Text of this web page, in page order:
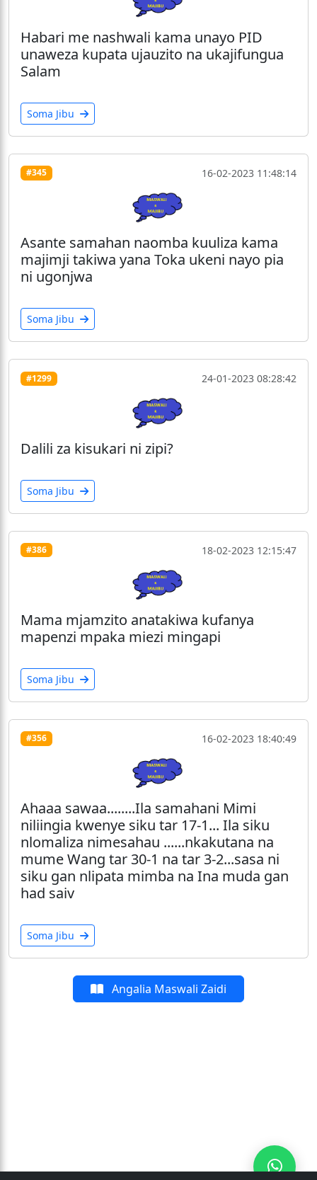
Habari me nashwali kama unayo PID
unaweza kupata ujauzito na ukajifungua
Salam
Soma Jibu
#345 16-02-2023 11:48:14
Asante samahan naomba kuuliza kama
majimji takiwa yana Toka ukeni nayo pia
ni ugonjwa
Soma Jibu
#1299 24-01-2023 08:28:42
Dalili za kisukari ni zipi?
Soma Jibu
#386 18-02-2023 12:15:47
Mama mjamzito anatakiwa kufanya
mapenzi mpaka miezi mingapi
Soma Jibu
#356 16-02-2023 18:40:49
Ahaaa sawaa........Ila samahani Mimi
niliingia kwenye siku tar 17-1... Ila siku
nlomaliza nimesahau ......nkakutana na
mume Wang tar 30-1 na tar 3-2...sasa ni
siku gan nlipata mimba na Ina muda gan
had saiv
Soma Jibu
Angalia Maswali Zaidi